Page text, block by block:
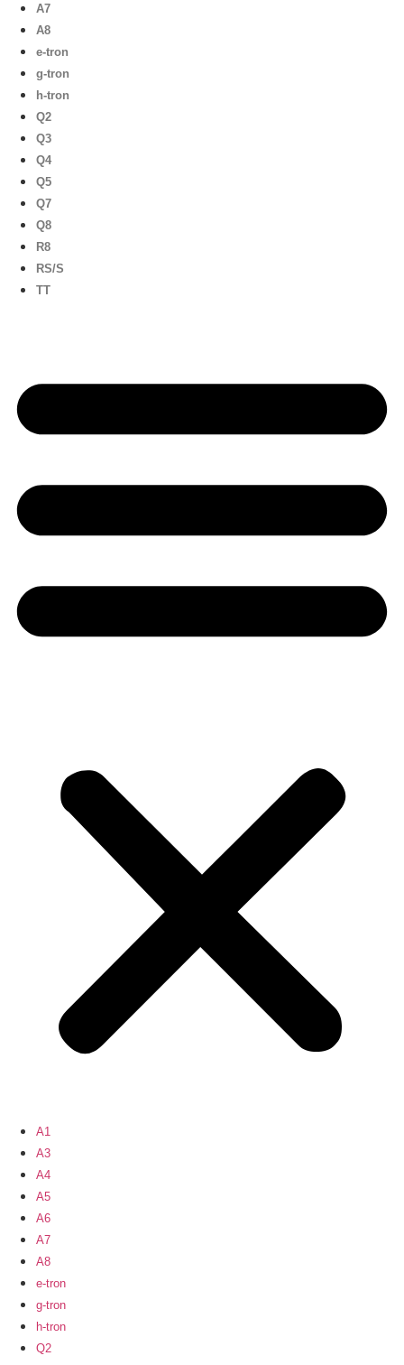
A7
A8
e-tron
g-tron
h-tron
Q2
Q3
Q4
Q5
Q7
Q8
R8
RS/S
TT
A1
A3
A4
A5
A6
A7
A8
e-tron
g-tron
h-tron
Q2